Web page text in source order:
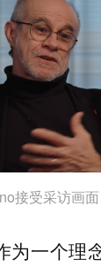
接受采访画
为一个理